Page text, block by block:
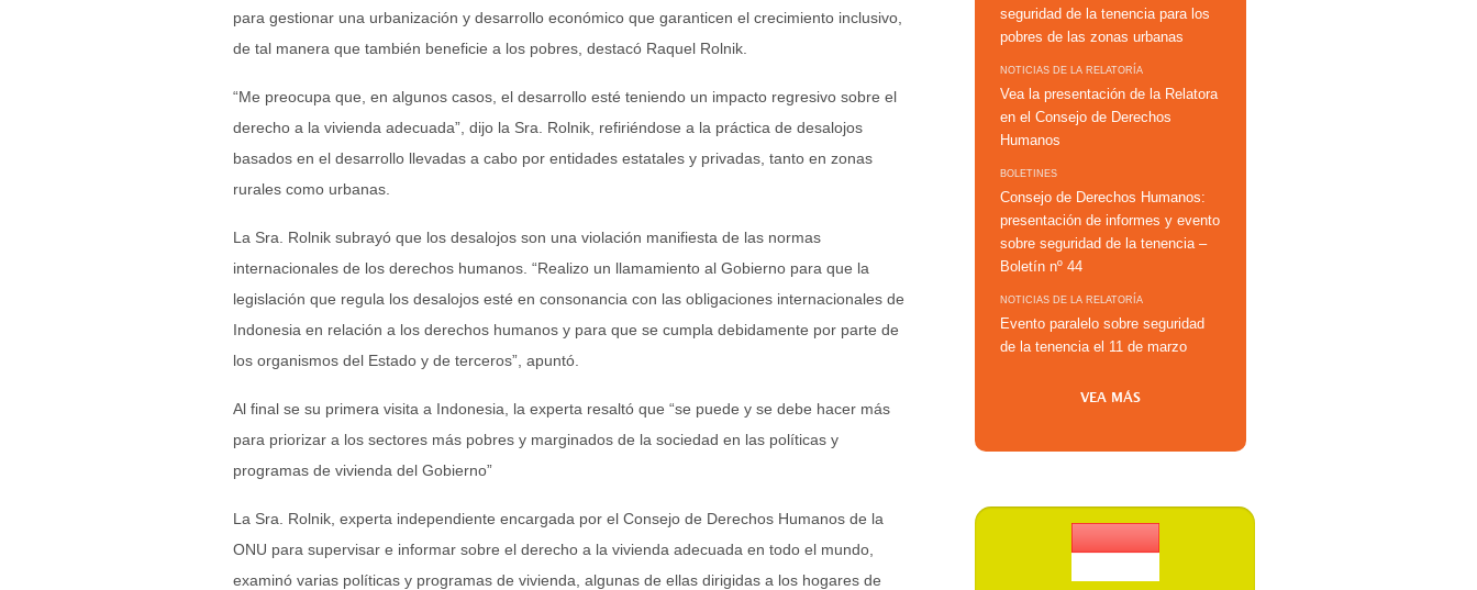
para gestionar una urbanización y desarrollo económico que garanticen el crecimiento inclusivo,
de tal manera que también beneficie a los pobres, destacó Raquel Rolnik.
“Me preocupa que, en algunos casos, el desarrollo esté teniendo un impacto regresivo sobre el
derecho a la vivienda adecuada”, dijo la Sra. Rolnik, refiriéndose a la práctica de desalojos
basados en el desarrollo llevadas a cabo por entidades estatales y privadas, tanto en zonas
rurales como urbanas.
La Sra. Rolnik subrayó que los desalojos son una violación manifiesta de las normas
internacionales de los derechos humanos. “Realizo un llamamiento al Gobierno para que la
legislación que regula los desalojos esté en consonancia con las obligaciones internacionales de
Indonesia en relación a los derechos humanos y para que se cumpla debidamente por parte de
los organismos del Estado y de terceros”, apuntó.
Al final se su primera visita a Indonesia, la experta resaltó que “se puede y se debe hacer más
para priorizar a los sectores más pobres y marginados de la sociedad en las políticas y
programas de vivienda del Gobierno”
La Sra. Rolnik, experta independiente encargada por el Consejo de Derechos Humanos de la
ONU para supervisar e informar sobre el derecho a la vivienda adecuada en todo el mundo,
examinó varias políticas y programas de vivienda, algunas de ellas dirigidas a los hogares de
seguridad de la tenencia para los
pobres de las zonas urbanas
NOTICIAS DE LA RELATORÍA
Vea la presentación de la Relatora
en el Consejo de Derechos
Humanos
BOLETINES
Consejo de Derechos Humanos:
presentación de informes y evento
sobre seguridad de la tenencia –
Boletín nº 44
NOTICIAS DE LA RELATORÍA
Evento paralelo sobre seguridad
de la tenencia el 11 de marzo
VEA MÁS